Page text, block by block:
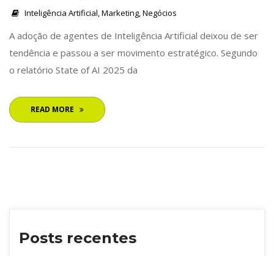
Inteligência Artificial, Marketing, Negócio
A adoção de agentes de Inteligência Artificial deixou de ser
tendência e passou a ser movimento estratégico. Segundo
o relatório State of AI 2025 da
READ MORE
Posts recente